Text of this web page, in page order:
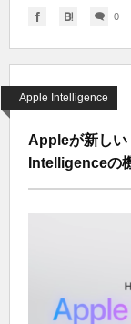
0
Apple Intelligence
Appleが新しい
Intelligenceの